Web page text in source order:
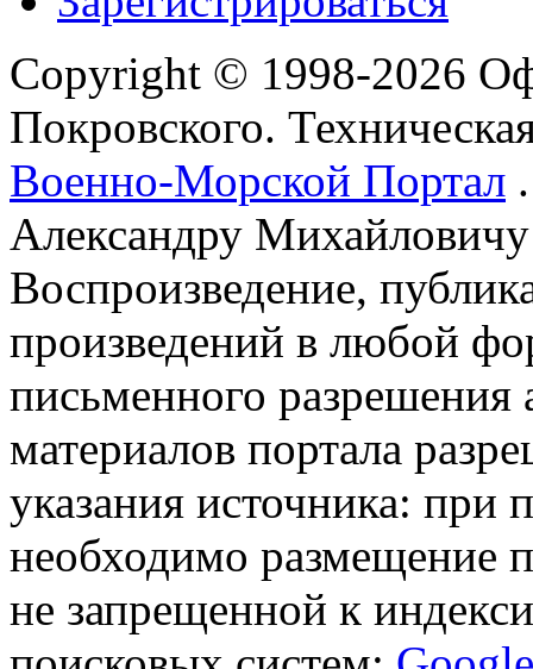
Copyright © 1998-2026
Покровского.
Военно-Морской Портал
Александру
Воспроизведение,
произведений в любой
письменного разрешения
материалов портала
указания источника: при
необходимо размещение
не запрещенной к